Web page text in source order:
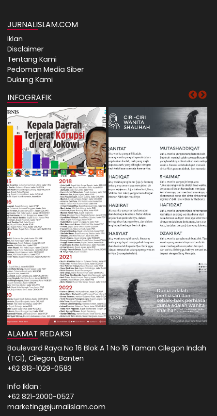
JURNALISLAM.COM
Iklan
Disclaimer
Tentang Kami
Pedoman Media Siber
Dukung Kami
INFOGRAFIK
ALAMAT REDAKSI
Boulevard Raya No 16 Blok A 1 No 16 Taman Cilegon Indah
(TCI), Cilegon, Banten
+62 813-1029-0583
Info Iklan :
+62 821-2000-0527
marketing@jurnalislam.com